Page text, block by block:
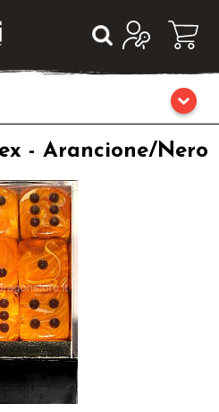
- Arancione/Nero